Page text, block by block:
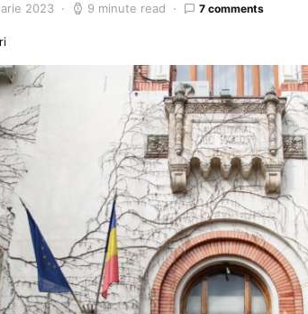
2023 9 minute read 7 comments